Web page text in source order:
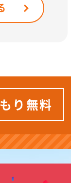
り無料